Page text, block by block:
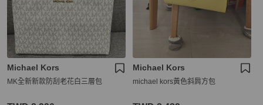
Michael Kors
MK全新新款防刮老花白三層包
Michael Kors
michael kors黃色斜肩方包